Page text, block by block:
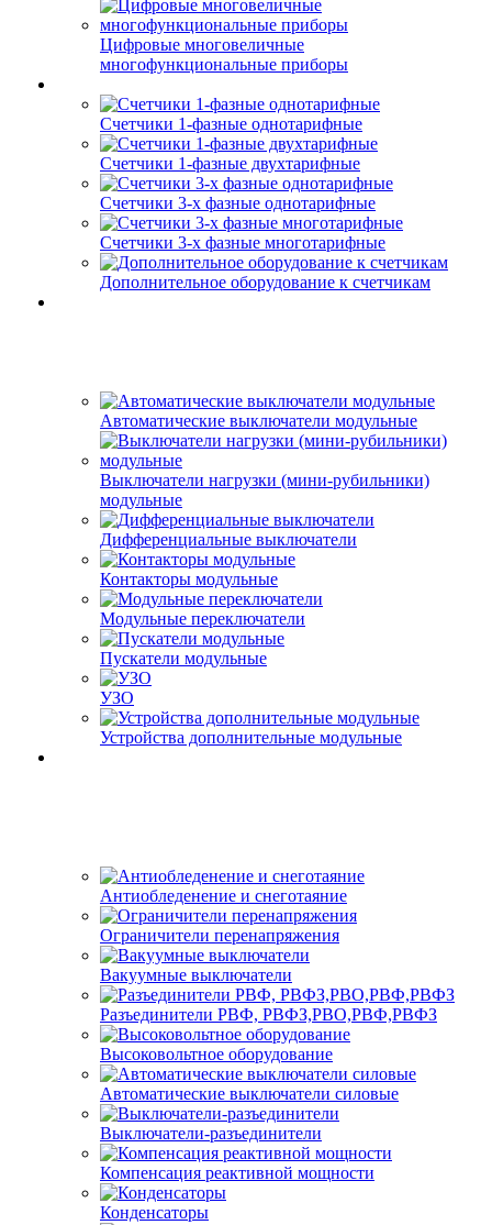
Цифровые многовеличные
многофункциональные приборы
Счетчики 1-фазные однотарифные
Счетчики 1-фазные двухтарифные
Счетчики 3-х фазные однотарифные
Счетчики 3-х фазные многотарифные
Дополнительное оборудование к счетчикам
Автоматические выключатели модульные
Выключатели нагрузки (мини-рубильники)
модульные
Дифференциальные выключатели
Контакторы модульные
Модульные переключатели
Пускатели модульные
УЗО
Устройства дополнительные модульные
Антиобледенение и снеготаяние
Ограничители перенапряжения
Вакуумные выключатели
Разъединители РВФ, РВФЗ,РВО,РВФ,РВФЗ
Высоковольтное оборудование
Автоматические выключатели cиловые
Выключатели-разъединители
Компенсация реактивной мощности
Конденсаторы